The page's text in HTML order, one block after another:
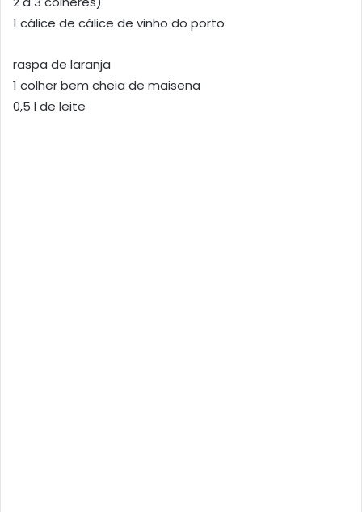
1 cálice de cálice de vinho do porto
raspa de laranja
1 colher bem cheia de maisena
0,5 l de leite